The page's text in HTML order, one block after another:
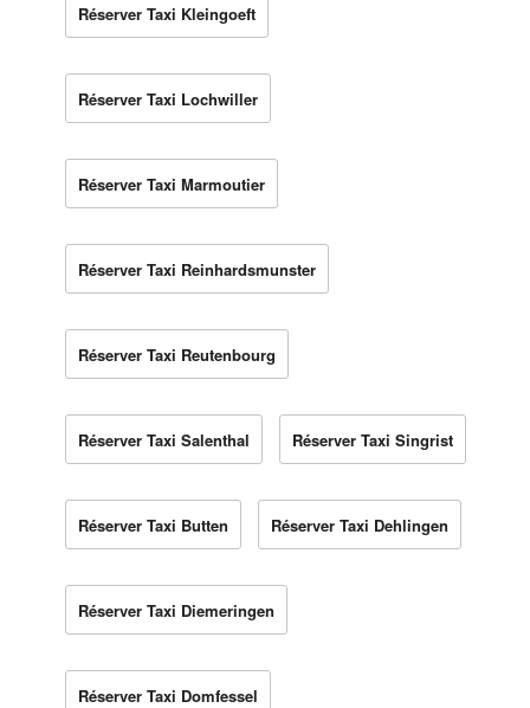
Réserver Taxi Kleingoeft
Réserver Taxi Lochwiller
Réserver Taxi Marmoutier
Réserver Taxi Reinhardsmunster
Réserver Taxi Reutenbourg
Réserver Taxi Salenthal Réserver Taxi Singrist
Réserver Taxi Butten Réserver Taxi Dehlingen
Réserver Taxi Diemeringen
Réserver Taxi Domfessel